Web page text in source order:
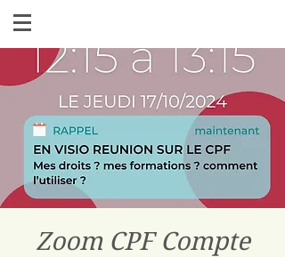
Zoom CPF Compte